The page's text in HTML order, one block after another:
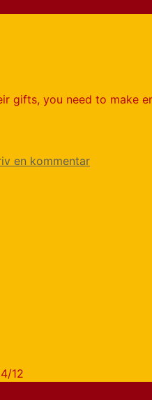
gifts, you need to make
en kommentar
12